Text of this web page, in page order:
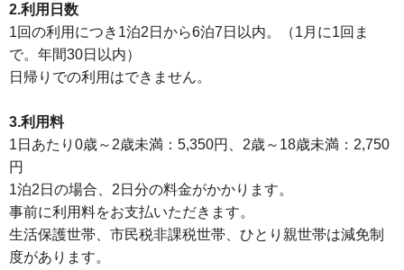
2.利用日数
1回の利用につき1泊2日から6泊7日以内。（1月に1回ま
で。年間30日以内）
日帰りでの利用はできません。
3.利用料
1日あたり0歳～2歳未満：5,350円、2歳～18歳未満：2,750
円
1泊2日の場合、2日分の料金がかかります。
事前に利用料をお支払いただきます。
生活保護世帯、市民税非課税世帯、ひとり親世帯は減免制
度があります。